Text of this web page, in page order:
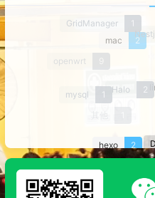
mac 2
openwrt
GridManager
1
hexo 2
mysql 1
Halo 2